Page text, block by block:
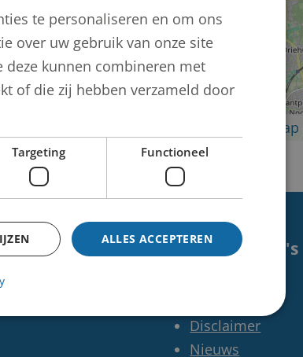
OpenStreetMap
Handige pagina's
Disclaimer
Nieuws
te personaliseren en om ons
over uw gebruik van onze site
deze kunnen combineren met
of die zij hebben verzameld door
Targeting Functioneel
ALLES ACCEPTEREN